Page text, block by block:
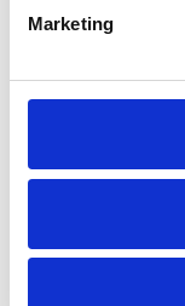
Marketing